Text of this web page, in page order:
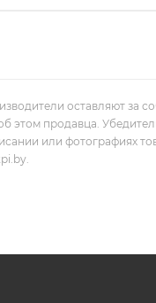
оставляют за
этом продавца.
или фотографиях